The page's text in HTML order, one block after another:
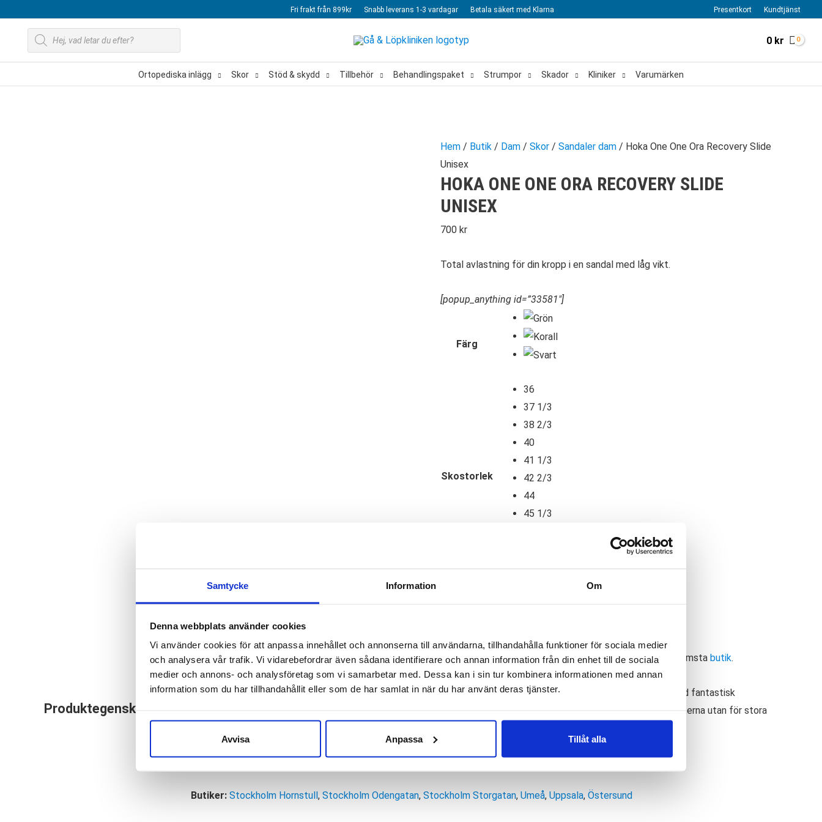
Samtycke Information Om
Denna webbplats använder cookies
Vi använder cookies för att anpassa innehållet och annonserna till användarna, tillhandahålla funktioner för sociala medier
och analysera vår trafik. Vi vidarebefordrar även sådana identifierare och annan information från din enhet till de sociala
medier och annons- och analysföretag som vi samarbetar med. Dessa kan i sin tur kombinera informationen med annan
information som du har tillhandahållit eller som de har samlat in när du har använt deras tjänster.
Avvisa Anpassa Tillåt alla
Fri frakt från 899kr Snabb leverans 1-3 vardagar Betala säkert med Klarna Presentkort Kundtjänst
Produktsökning
0 kr
Ortopediska inlägg Skor Stöd & skydd Tillbehör Behandlingspaket Strumpor Skador Kliniker Varumärken
Hem / Butik / Dam / Skor / Sandaler dam / Hoka One One Ora Recovery Slide
Unisex
HOKA ONE ONE ORA RECOVERY SLIDE
UNISEX
700 kr
Total avlastning för din kropp i en sandal med låg vikt.
[popup_anything id=”33581″]
Färg
Skostorlek
36
37 1/3
38 2/3
40
41 1/3
42 2/3
44
45 1/3
Recovery
Slide
Unisex
Lägg till i varukorg
Artikelnr: 8072 Kategorier: Sandaler dam
Sandaler herr
Saldo weblager. För aktuellt butikssaldo, kontakta din närmsta butik.
Produktegenskaper
Hokas populära sandalmodell Ora Recovery Slide i unisexstorlek. Sandalen har en överdimensionerad mellansula med fantastisk
stötdämpning och rullsula i framfoten. Det ger både en sagolik komfort och fantastisk avlastning. Inte bara för fötterna utan för stora
Butiker: Stockholm Hornstull, Stockholm Odengatan, Stockholm Storgatan, Umeå, Uppsala, Östersund